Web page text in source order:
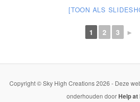
[TOON ALS
1 2 3 ►
Copyright © Sky High Creations 2026 - Deze
onderhouden doorHelp at